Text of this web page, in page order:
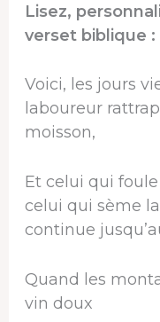
Lisez,
verset biblique :
Voici, les jours
laboureur
moisson,
Et celui qui
celui qui sème
continue
Quand les
vin doux